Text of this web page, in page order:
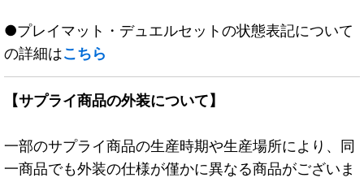
●プレイマット・デュエルセットの状態表記について
の詳細はこちら
【サプライ商品の外装について】
一部のサプライ商品の生産時期や生産場所により、同
一商品でも外装の仕様が僅かに異なる商品がございま